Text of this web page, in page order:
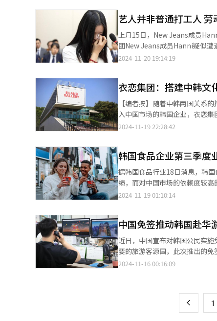
定，以促进技术的相互运用与整
属的影像显示器（VD）事业部
铺路架桥。据分析，面对家电
对当前市场的挑战，选择正式进军家电订阅服务市场。 近年来，随
费者更多注重“产品体验”，而
的加入，将推动订阅服务市场规模进一步扩大。 大型家电产品由于更换周期长
较低，更容易被单人家庭、新
2021年，三星电子暂与SK
范围从冰箱、电视、吸尘器等
三星电子还将与专业维修管理
同时，对于使用三星信用卡或绑
持续致力于扩大订阅服务产品线
阅事业。以上月为基准，LG电
区，并考虑进军印度及其他亚洲国家的扩大事业方案。 LG电子
发表会上表示：“计划以在国内
度及其他亚洲国家，正在多方位讨论阶段。” KT经济经营研究所预测，韩国租赁市
半年收益性就会变差。反之，
很有潜力。"
着社会的变迁，韩国对于婚外
小39岁的女友生下儿子，当时
解，金容建为儿子登记户籍，正式成为合法父子。 年过七旬老来得子，且
发不小的争议。但近来金容建不
令观众对非婚生子的观点有所转变。 对于郑雨盛的“塌房”，网上的意见也众说纷纭，支持郑雨盛的意见
子，韩国太保守了”，反对意见
化评论家郑德贤（音）称，虽
格、尼古拉斯·凯奇等明星均
提供了一种全新的打开方式。
好。 统计厅日前公开的《2023年出生统计》显示，去年韩国婚外出生人口为1.09万人，占整体出生人口（23万人）
的传统观念中，生育行为和婚
来，非婚生育子女比重一直在
4%。 从经济合作与发展组织（OECD）2020年的统计数据来看，法国当年新出生的婴儿中，有62.2%属于非婚生育
子女，英国和美国的比重分别为49%和
贞（音）称，希望此次郑雨盛事
的看法虽然也在趋于开放，但
和制度上的改革。随着韩国非
艺人并非普通打工人
上月15日，New Jeans成员Hanni以证人身
团New Jeans成员Hanni疑似遭
者，不构成职场霸凌，对此予以结案。 今年9月，Hanni在优兔（Youtube）进行直播时透露，自己
Pham签订的经纪合同无论是在
提供劳动的劳动者。仅为相互
适用于普通员工适用的职场就
艺活动所需费用由经纪公司和
税而非劳动所得税。 此前类似案例中，大部分意见认为艺人并不适用禁止被排挤等职场霸凌内容的《劳动基准法》中
劳动者造成身体和精神上的痛
提是必须满足《劳动基准法》
纪公司签署合同，属于“例外对象”。 Hanni日前以证人身份出席国会环境劳动委员会的国政监
人无法以“劳动者”身份受法律
2024-11-20 19:14:19
衣恋集团：搭建中韩文
【编者按】随着中韩两国关系
入中国市场的韩国企业，衣恋
集团近30年来在中韩文化交流中的重要角
动中韩文化互动。90年代初期
供了重要的国际展示平台和创作动力，助力中国艺术走
方传统艺术研究及亚洲优秀艺
览和跨国合作，强化了中韩文化纽带，为当代艺术创
恋集团】 ▲培养新锐：投资艺术未来 自2009年起，衣恋集团设立奖学金项目，系统性地培养青年艺术人才。在中
迄今已资助了2667名毕业奖学
新活力，也为中韩文化互动创
家提供发展平台，进一步丰富两国文化艺术交流的形式
雕塑学会与韩国雕塑家协会文
国现代雕塑100人特别展”，推
丰富多样性，为观众提供了全
及扩大文化艺术基础而设立，为推动文化交流提供了全新
2024-11-19 22:28:42
韩国食品企业第三季度
据韩国食品行业18日消息，韩
绩，而对中国市场的依赖度较高的企业业绩出现下滑。 根据韩国金融
季度销售额为4389亿韩元（约
1%。三养食品的畅销产品“火鸡面”对北美和欧
累计销售额为4.6404万亿韩元
售额为2.9721万亿韩元，营业
额同比下降6.1%，但海外销售
别增长8%和40%，同比增幅明显。 然而，对中国出口的比例较高的食品企业未能避免业绩下滑。好丽友第
下滑对整体表现产生了影响。
2024-11-19 01:10:14
中国免签推动韩国赴华
近日，中国宣布对韩国公民实
要的旅游客源国，此次推出的免
起，中国正式对持普通护照的
来便利，显著降低旅游成本和
体为50至70岁之间的中老年人，然而未来
前景，本报采访了韩国知名旅
2024-11-16 00:16:09
上 1